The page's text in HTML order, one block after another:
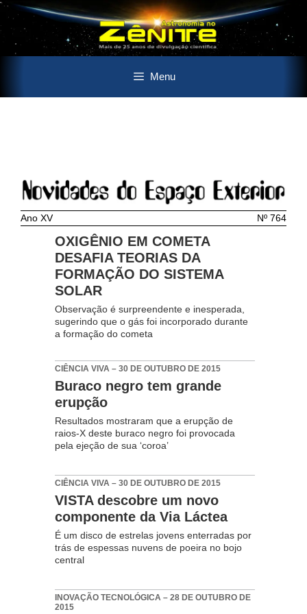
o
Menu
Ano XV Nº 764
OXIGÊNIO EM COMETA
DESAFIA TEORIAS DA
FORMAÇÃO DO SISTEMA
SOLAR
Observação é surpreendente e inesperada,
sugerindo que o gás foi incorporado durante
a formação do cometa
CIÊNCIA VIVA – 30 DE OUTUBRO DE 2015
Buraco negro tem grande
erupção
Resultados mostraram que a erupção de
raios-X deste buraco negro foi provocada
pela ejeção de sua ‘coroa’
CIÊNCIA VIVA – 30 DE OUTUBRO DE 2015
VISTA descobre um novo
componente da Via Láctea
É um disco de estrelas jovens enterradas por
trás de espessas nuvens de poeira no bojo
central
INOVAÇÃO TECNOLÓGICA – 28 DE OUTUBRO DE
2015